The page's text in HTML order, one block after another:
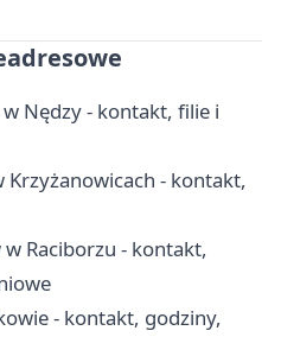
Nędzy - kontakt, filie i
Krzyżanowicach - kontakt,
Raciborzu - kontakt,
- kontakt, godziny,